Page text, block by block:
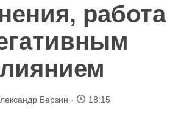
работа
Берзин 18:15